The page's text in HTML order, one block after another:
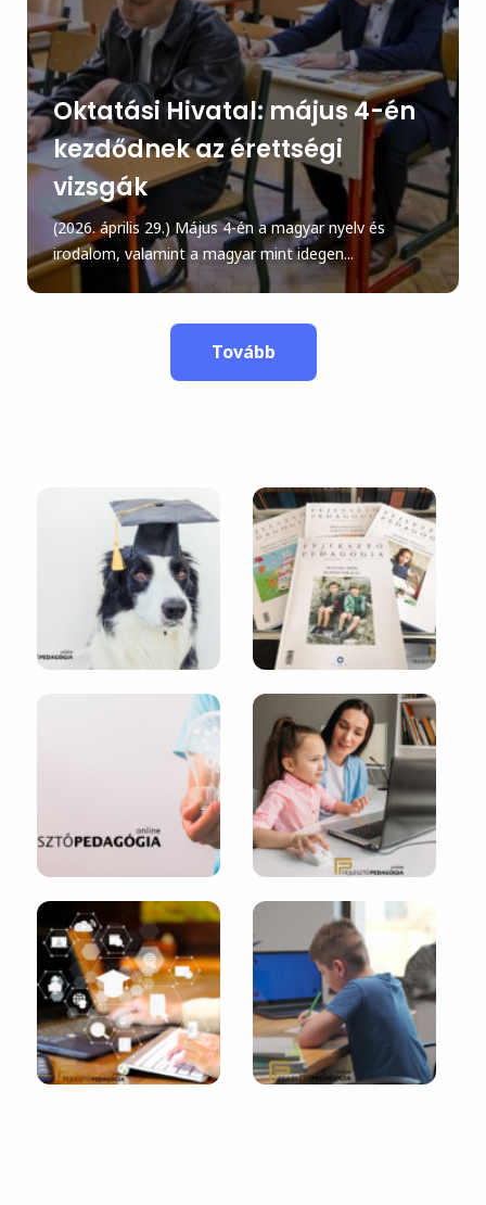
Oktatási Hivatal: május 4-én
kezdődnek az érettségi
vizsgák
(2026. április 29.) Május 4-én a magyar nyelv és
irodalom, valamint a magyar mint idegen...
Tovább